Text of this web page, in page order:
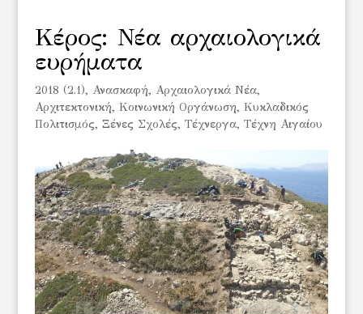
Κέρος: Νέα αρχαιολογικά
ευρήματα
2018 (2.1), Ανασκαφή, Αρχαιολογικά Νέα,
Αρχιτεκτονική, Κοινωνική Οργάνωση, Κυκλαδικός
Πολιτισμός, Ξένες Σχολές, Τέχνεργα, Τέχνη Αιγαίου